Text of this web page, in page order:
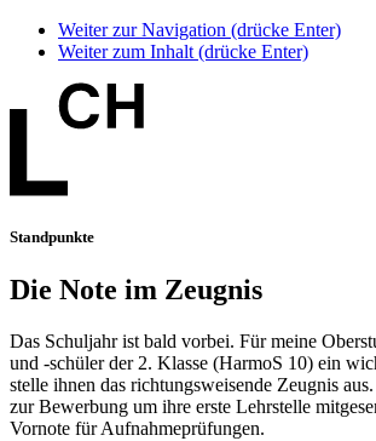
Weiter zur Navigation (drücke Enter)
Weiter zum Inhalt (drücke Enter)
Standpunkte
Die Note im Zeugnis
Das Schuljahr ist bald vorbei. Für meine
und -schüler der 2. Klasse (HarmoS 10) ein
stelle ihnen das richtungsweisende Zeugnis
zur Bewerbung um ihre erste Lehrstelle
Vornote für Aufnahmeprüfungen.